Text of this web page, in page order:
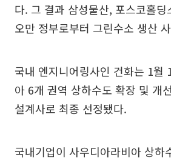
다. 그 결과 삼성물산, 포스코홀딩
오만 정부로부터 그린수소 생산
국내 엔지니어링사인 건화는 1월
아 6개 권역 상하수도 확장 및 개
설계사로 최종 선정됐다.
국내기업이 사우디아라비아 상하